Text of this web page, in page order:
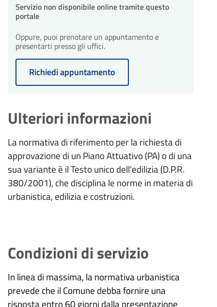
Servizio non disponibile online tramite questo
portale
Oppure, puoi prenotare un appuntamento e
presentarti presso gli uffici.
Richiedi appuntamento
Ulteriori informazioni
La normativa di riferimento per la richiesta di
approvazione di un Piano Attuativo (PA) o di una
sua variante è il Testo unico dell'edilizia (D.P.R.
380/2001), che disciplina le norme in materia di
urbanistica, edilizia e costruzioni.
Condizioni di servizio
In linea di massima, la normativa urbanistica
prevede che il Comune debba fornire una
risposta entro 60 giorni dalla presentazione